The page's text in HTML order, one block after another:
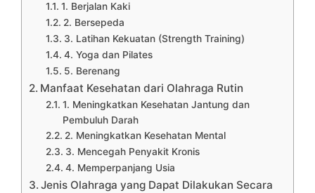
1. Berjalan Kaki
2. Bersepeda
3. Latihan Kekuatan (Strength Training)
4. Yoga dan Pilates
5. Berenang
Manfaat Kesehatan dari Olahraga Rutin
1. Meningkatkan Kesehatan Jantung dan
Pembuluh Darah
2. Meningkatkan Kesehatan Mental
3. Mencegah Penyakit Kronis
4. Memperpanjang Usia
Jenis Olahraga yang Dapat Dilakukan Secara